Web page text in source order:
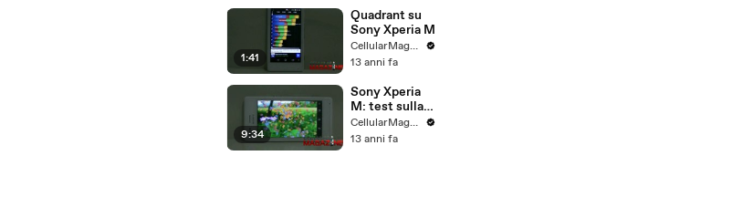
1:41
Quadrant su
Sony Xperia M
CellularMagazine
13 anni fa
9:34
Sony Xperia
M: test sulla
grafica
CellularMagazine
13 anni fa